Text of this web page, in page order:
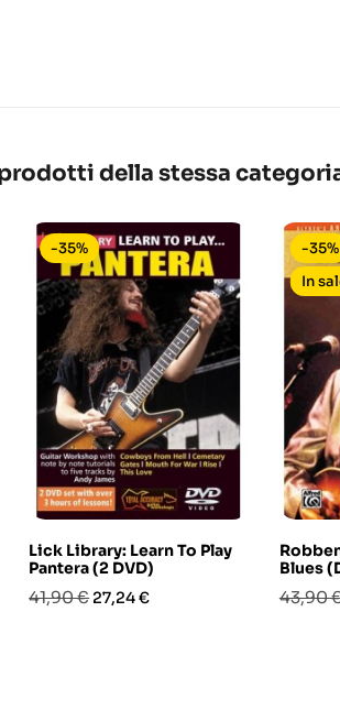
della stessa
Lick Library: Learn To Play
Pantera (2 DVD)
Prezzo
41,90 € Prezzo
27,24 €
-35%
Blues
Prezzo
43,90
-35%
In